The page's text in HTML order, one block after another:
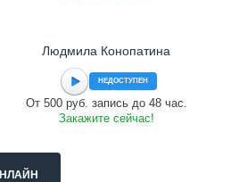
Людмила Конопатина
НЕДОСТУПЕН
От 500 руб. запись до 48 час.
Закажите сейчас!